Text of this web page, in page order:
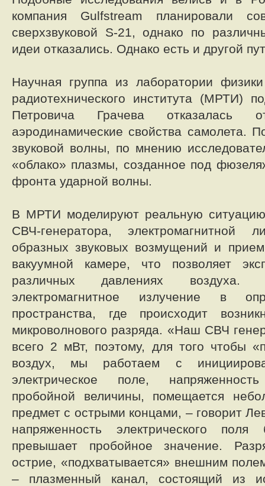
компания Gulfstream планировали
сверхзвуковой S-21, однако по
идеи отказались. Однако есть и другой
Научная группа из лаборатории
радиотехнического института (МРТИ)
Петровича Грачева отказалась
аэродинамические свойства самолета.
звуковой волны, по мнению
«облако» плазмы, созданное под
фронта ударной волны.
В МРТИ моделируют реальную
СВЧ-генератора, электромагнитной
образных звуковых возмущений и
вакуумной камере, что позволяет
различных давлениях воздуха.
электромагнитное излучение в
пространства, где происходит
микроволнового разряда. «Наш СВЧ
всего 2 мВт, поэтому, для того чтобы
воздух, мы работаем с
электрическое поле,
пробойной величины, помещается
предмет с острыми концами, – говорит
напряженность электрического
превышает пробойное значение.
острие, «подхватывается» внешним
– плазменный канал, состоящий из